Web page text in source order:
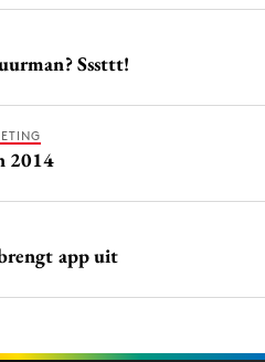
Sssttt!
2014
app uit